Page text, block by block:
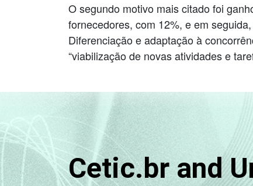
O segundo motivo mais citado foi
fornecedores, com 12%, e em
Diferenciação e adaptação à
“viabilização de novas atividades e
Cetic.br and